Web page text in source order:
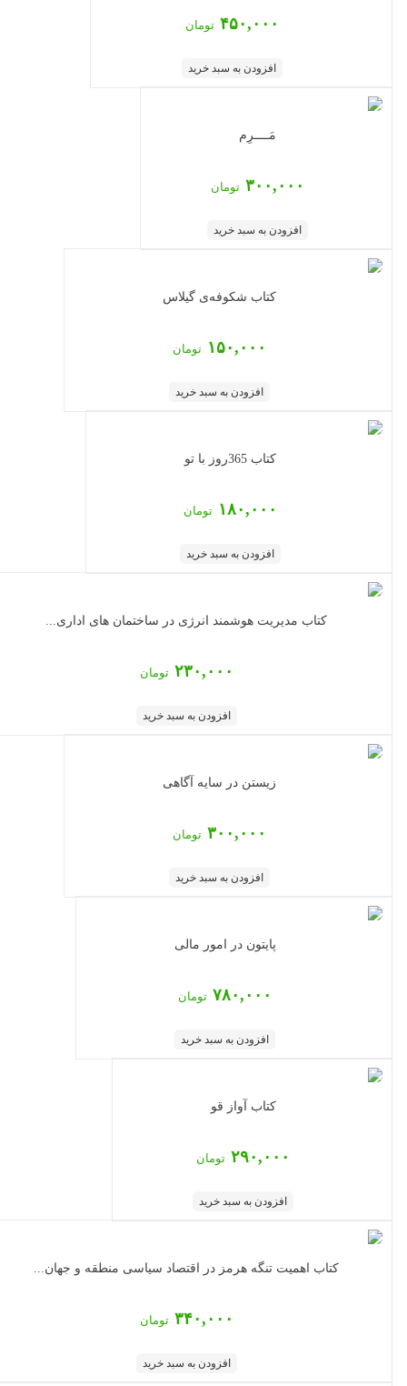
۴۵۰,۰۰۰ تومان
افزودن به سبد خرید
مَــــرِم
۳۰۰,۰۰۰ تومان
افزودن به سبد خرید
کتاب شکوفه‌ی گیلاس
۱۵۰,۰۰۰ تومان
افزودن به سبد خرید
کتاب 365روز با تو
۱۸۰,۰۰۰ تومان
افزودن به سبد خرید
کتاب مدیریت هوشمند انرژی در ساختمان های اداری...
۲۳۰,۰۰۰ تومان
افزودن به سبد خرید
زیستن در سایه آگاهی
۳۰۰,۰۰۰ تومان
افزودن به سبد خرید
پایتون در امور مالی
۷۸۰,۰۰۰ تومان
افزودن به سبد خرید
کتاب آواز قو
۲۹۰,۰۰۰ تومان
افزودن به سبد خرید
‏‫کتاب اهمیت تنگه هرمز در اقتصاد سیاسی منطقه و جهان...
۳۴۰,۰۰۰ تومان
افزودن به سبد خرید